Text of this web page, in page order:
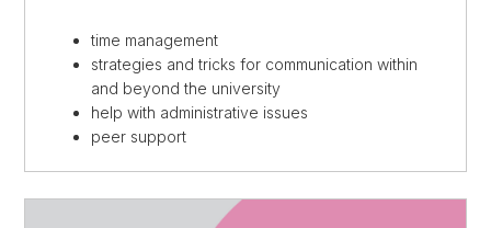
time management
strategies and tricks for communication within
and beyond the university
help with administrative issues
peer support